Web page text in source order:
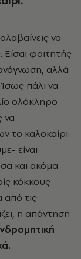
φοιτητής
αλλά
πάλι να
ολόκληρο
να
το καλοκαίρι
είναι
και ακόμα
κόκκους
από τις
η απάντηση